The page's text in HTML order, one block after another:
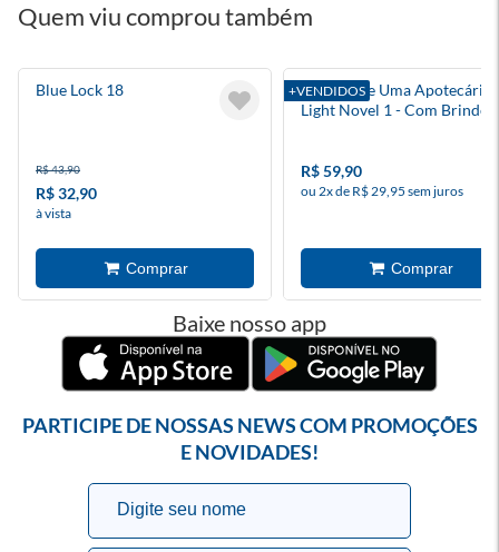
Quem viu comprou também
Blue Lock 18
R$ 43,90
R$ 32,90
à vista
+VENDIDOS
Diários De Uma Apotecária
Light Novel 1 - Com Brindes
R$ 59,90
ou 2x de R$ 29,95 sem juros
Baixe nosso app
PARTICIPE DE NOSSAS NEWS COM PROMOÇÕES
E NOVIDADES!